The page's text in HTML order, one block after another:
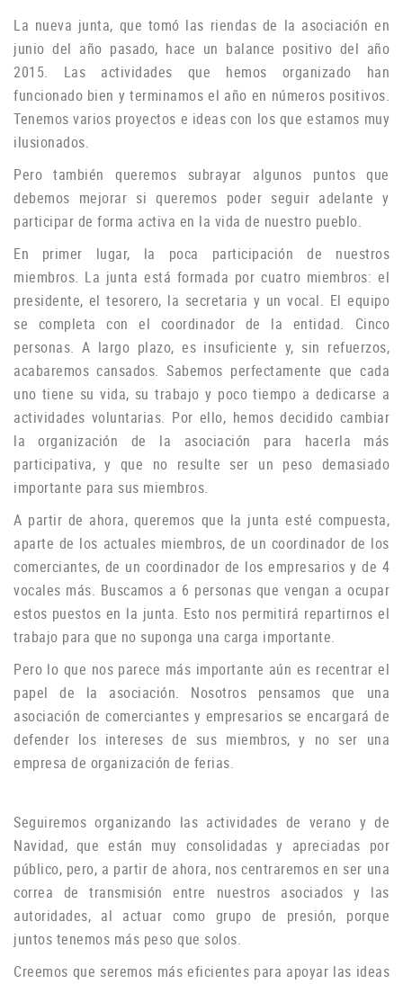
La nueva junta, que tomó las riendas de la asociación en
junio del año pasado, hace un balance positivo del año
2015. Las actividades que hemos organizado han
funcionado bien y terminamos el año en números positivos.
Tenemos varios proyectos e ideas con los que estamos muy
ilusionados.
Pero también queremos subrayar algunos puntos que
debemos mejorar si queremos poder seguir adelante y
participar de forma activa en la vida de nuestro pueblo.
En primer lugar, la poca participación de nuestros
miembros. La junta está formada por cuatro miembros: el
presidente, el tesorero, la secretaria y un vocal. El equipo
se completa con el coordinador de la entidad. Cinco
personas. A largo plazo, es insuficiente y, sin refuerzos,
acabaremos cansados.Sabemos perfectamente que cada
uno tiene su vida, su trabajo y poco tiempo a dedicarse a
actividades voluntarias. Por ello, hemos decidido cambiar
la organización de la asociación para hacerla más
participativa, y que no resulte ser un peso demasiado
importante para sus miembros.
A partir de ahora, queremos que la junta esté compuesta,
aparte de los actuales miembros, de un coordinador de los
comerciantes, de un coordinador de los empresarios y de 4
vocales más. Buscamos a 6 personas que vengan a ocupar
estos puestos en la junta. Esto nos permitirá repartirnos el
trabajo para que no suponga una carga importante.
Pero lo que nos parece más importante aún es recentrar el
papel de la asociación. Nosotros pensamos que una
asociación de comerciantes y empresarios se encargará de
defender los intereses de sus miembros, y no ser una
empresa de organización de ferias.
Seguiremos organizando las actividades de verano y de
Navidad, que están muy consolidadas y apreciadas por
público, pero, a partir de ahora, nos centraremos en ser una
correa de transmisión entre nuestros asociados y las
autoridades, al actuar como grupo de presión, porque
juntos tenemos más peso que solos.
Creemos que seremos más eficientes para apoyar las ideas